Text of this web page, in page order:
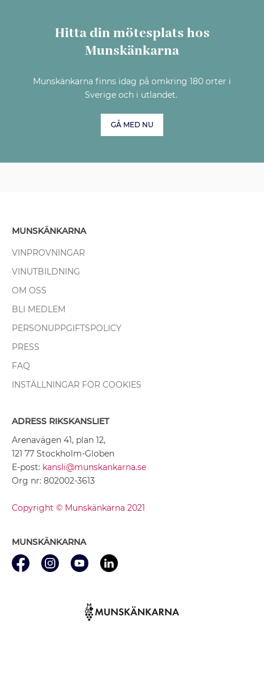
Hitta din mötesplats hos
Munskänkarna
Munskänkarna finns idag på omkring 180 orter i
Sverige och i utlandet.
GÅ MED NU
MUNSKÄNKARNA
VINPROVNINGAR
VINUTBILDNING
OM OSS
BLI MEDLEM
PERSONUPPGIFTSPOLICY
PRESS
FAQ
INSTÄLLNINGAR FÖR COOKIES
ADRESS RIKSKANSLIET
Arenavägen 41, plan 12,
121 77 Stockholm-Globen
E-post: kansli@munskankarna.se
Org nr: 802002-3613
Copyright © Munskänkarna 2021
MUNSKÄNKARNA